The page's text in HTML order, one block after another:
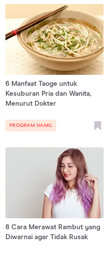
6 Manfaat Taoge untuk
Kesuburan Pria dan Wanita,
Menurut Dokter
PROGRAM HAMIL
8 Cara Merawat Rambut yang
Diwarnai agar Tidak Rusak